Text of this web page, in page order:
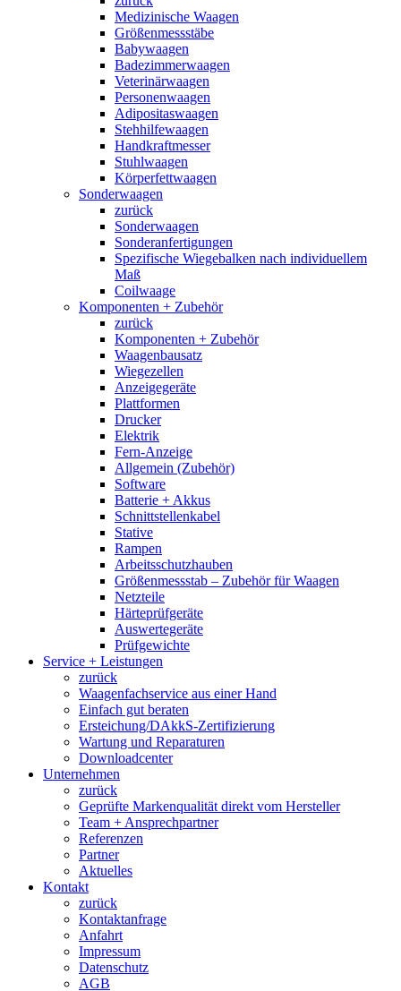
Medizinische Waagen
Größenmessstäbe
Babywaagen
Badezimmerwaagen
Veterinärwaagen
Personenwaagen
Adipositaswaagen
Stehhilfewaagen
Handkraftmesser
Stuhlwaagen
Körperfettwaagen
Sonderwaagen
zurück
Sonderwaagen
Sonderanfertigungen
Spezifische Wiegebalken nach individuellem
Maß
Coilwaage
Komponenten + Zubehör
zurück
Komponenten + Zubehör
Waagenbausatz
Wiegezellen
Anzeigegeräte
Plattformen
Drucker
Elektrik
Fern-Anzeige
Allgemein (Zubehör)
Software
Batterie + Akkus
Schnittstellenkabel
Stative
Rampen
Arbeitsschutzhauben
Größenmessstab – Zubehör für Waagen
Netzteile
Härteprüfgeräte
Auswertegeräte
Prüfgewichte
Service + Leistungen
zurück
Waagenfachservice aus einer Hand
Einfach gut beraten
Ersteichung/DAkkS-Zertifizierung
Wartung und Reparaturen
Downloadcenter
Unternehmen
zurück
Geprüfte Markenqualität direkt vom Hersteller
Team + Ansprechpartner
Referenzen
Partner
Aktuelles
Kontakt
zurück
Kontaktanfrage
Anfahrt
Impressum
Datenschutz
AGB